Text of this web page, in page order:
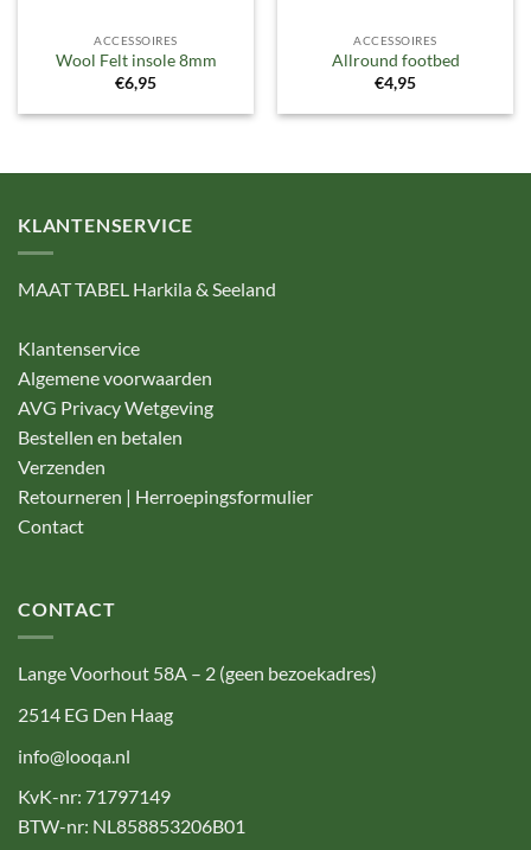
ACCESSOIRES
Wool Felt insole 8mm
€6,95
ACCESSOIRES
Allround footbed
€4,95
KLANTENSERVICE
MAAT TABEL Harkila & Seeland
Klantenservice
Algemene voorwaarden
AVG Privacy Wetgeving
Bestellen en betalen
Verzenden
Retourneren | Herroepingsformulier
Contact
CONTACT
Lange Voorhout 58A – 2 (geen bezoekadres)
2514 EG Den Haag
info@looqa.nl
KvK-nr: 71797149
BTW-nr: NL858853206B01